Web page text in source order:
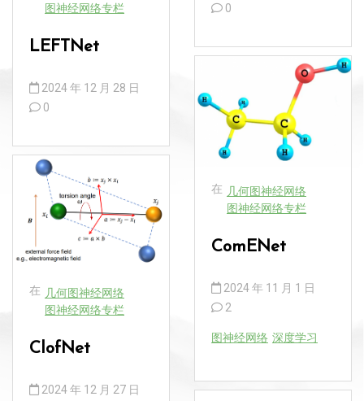
图神经网络专栏
LEFTNet
2024 年 12 月 28 日
0
在 几何图神经网络
图神经网络专栏
ClofNet
2024 年 12 月 27 日
0
在 几何图神经网络
图神经网络专栏
ComENet
2024 年 11 月 1 日
2
图神经网络 深度学习